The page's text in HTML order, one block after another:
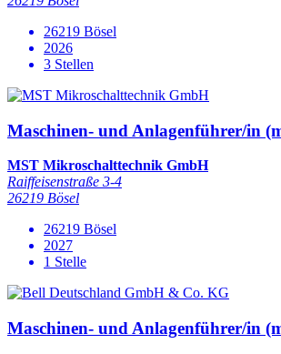
26219 Bösel
2026
3 Stellen
Maschinen- und Anlagenführer/in
MST Mikroschalttechnik GmbH
Raiffeisenstraße 3-4
26219 Bösel
26219 Bösel
2027
1 Stelle
Maschinen- und Anlagenführer/in